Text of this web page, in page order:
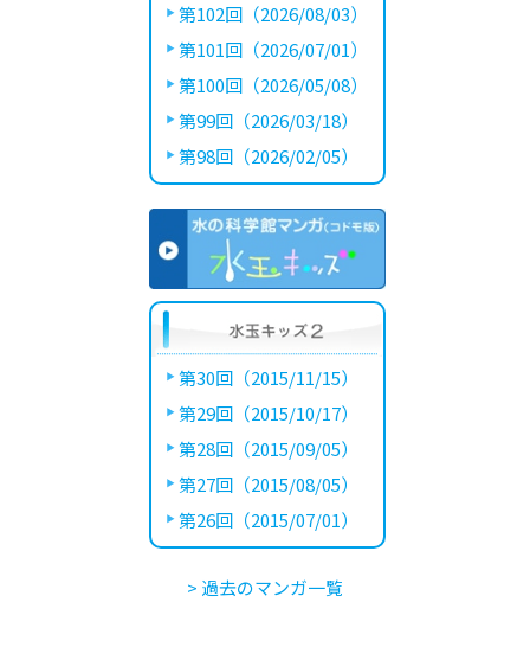
第102回（2026/08/03）
第101回（2026/07/01）
第100回（2026/05/08）
第99回（2026/03/18）
第98回（2026/02/05）
第30回（2015/11/15）
第29回（2015/10/17）
第28回（2015/09/05）
第27回（2015/08/05）
第26回（2015/07/01）
> 過去のマンガ一覧